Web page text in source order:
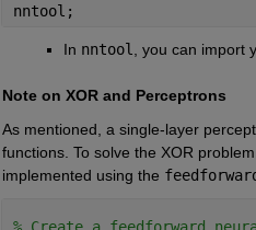
nntool;
In nntool , you can import
Note on XOR and Perceptrons
As mentioned, a single-layer
functions. To solve the XOR
implemented using the